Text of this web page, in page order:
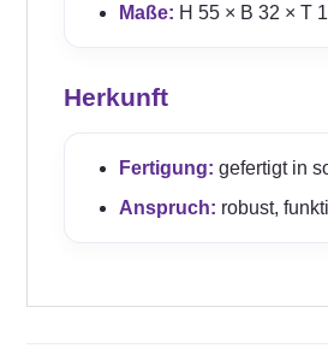
Maße: H 55 × B 32 × T
Herkunft
Fertigung: gefertigt in
Anspruch: robust,